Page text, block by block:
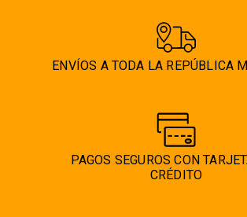
ENVÍOS A TODA LA REPÚBLICA
PAGOS SEGUROS CON
CRÉDITO